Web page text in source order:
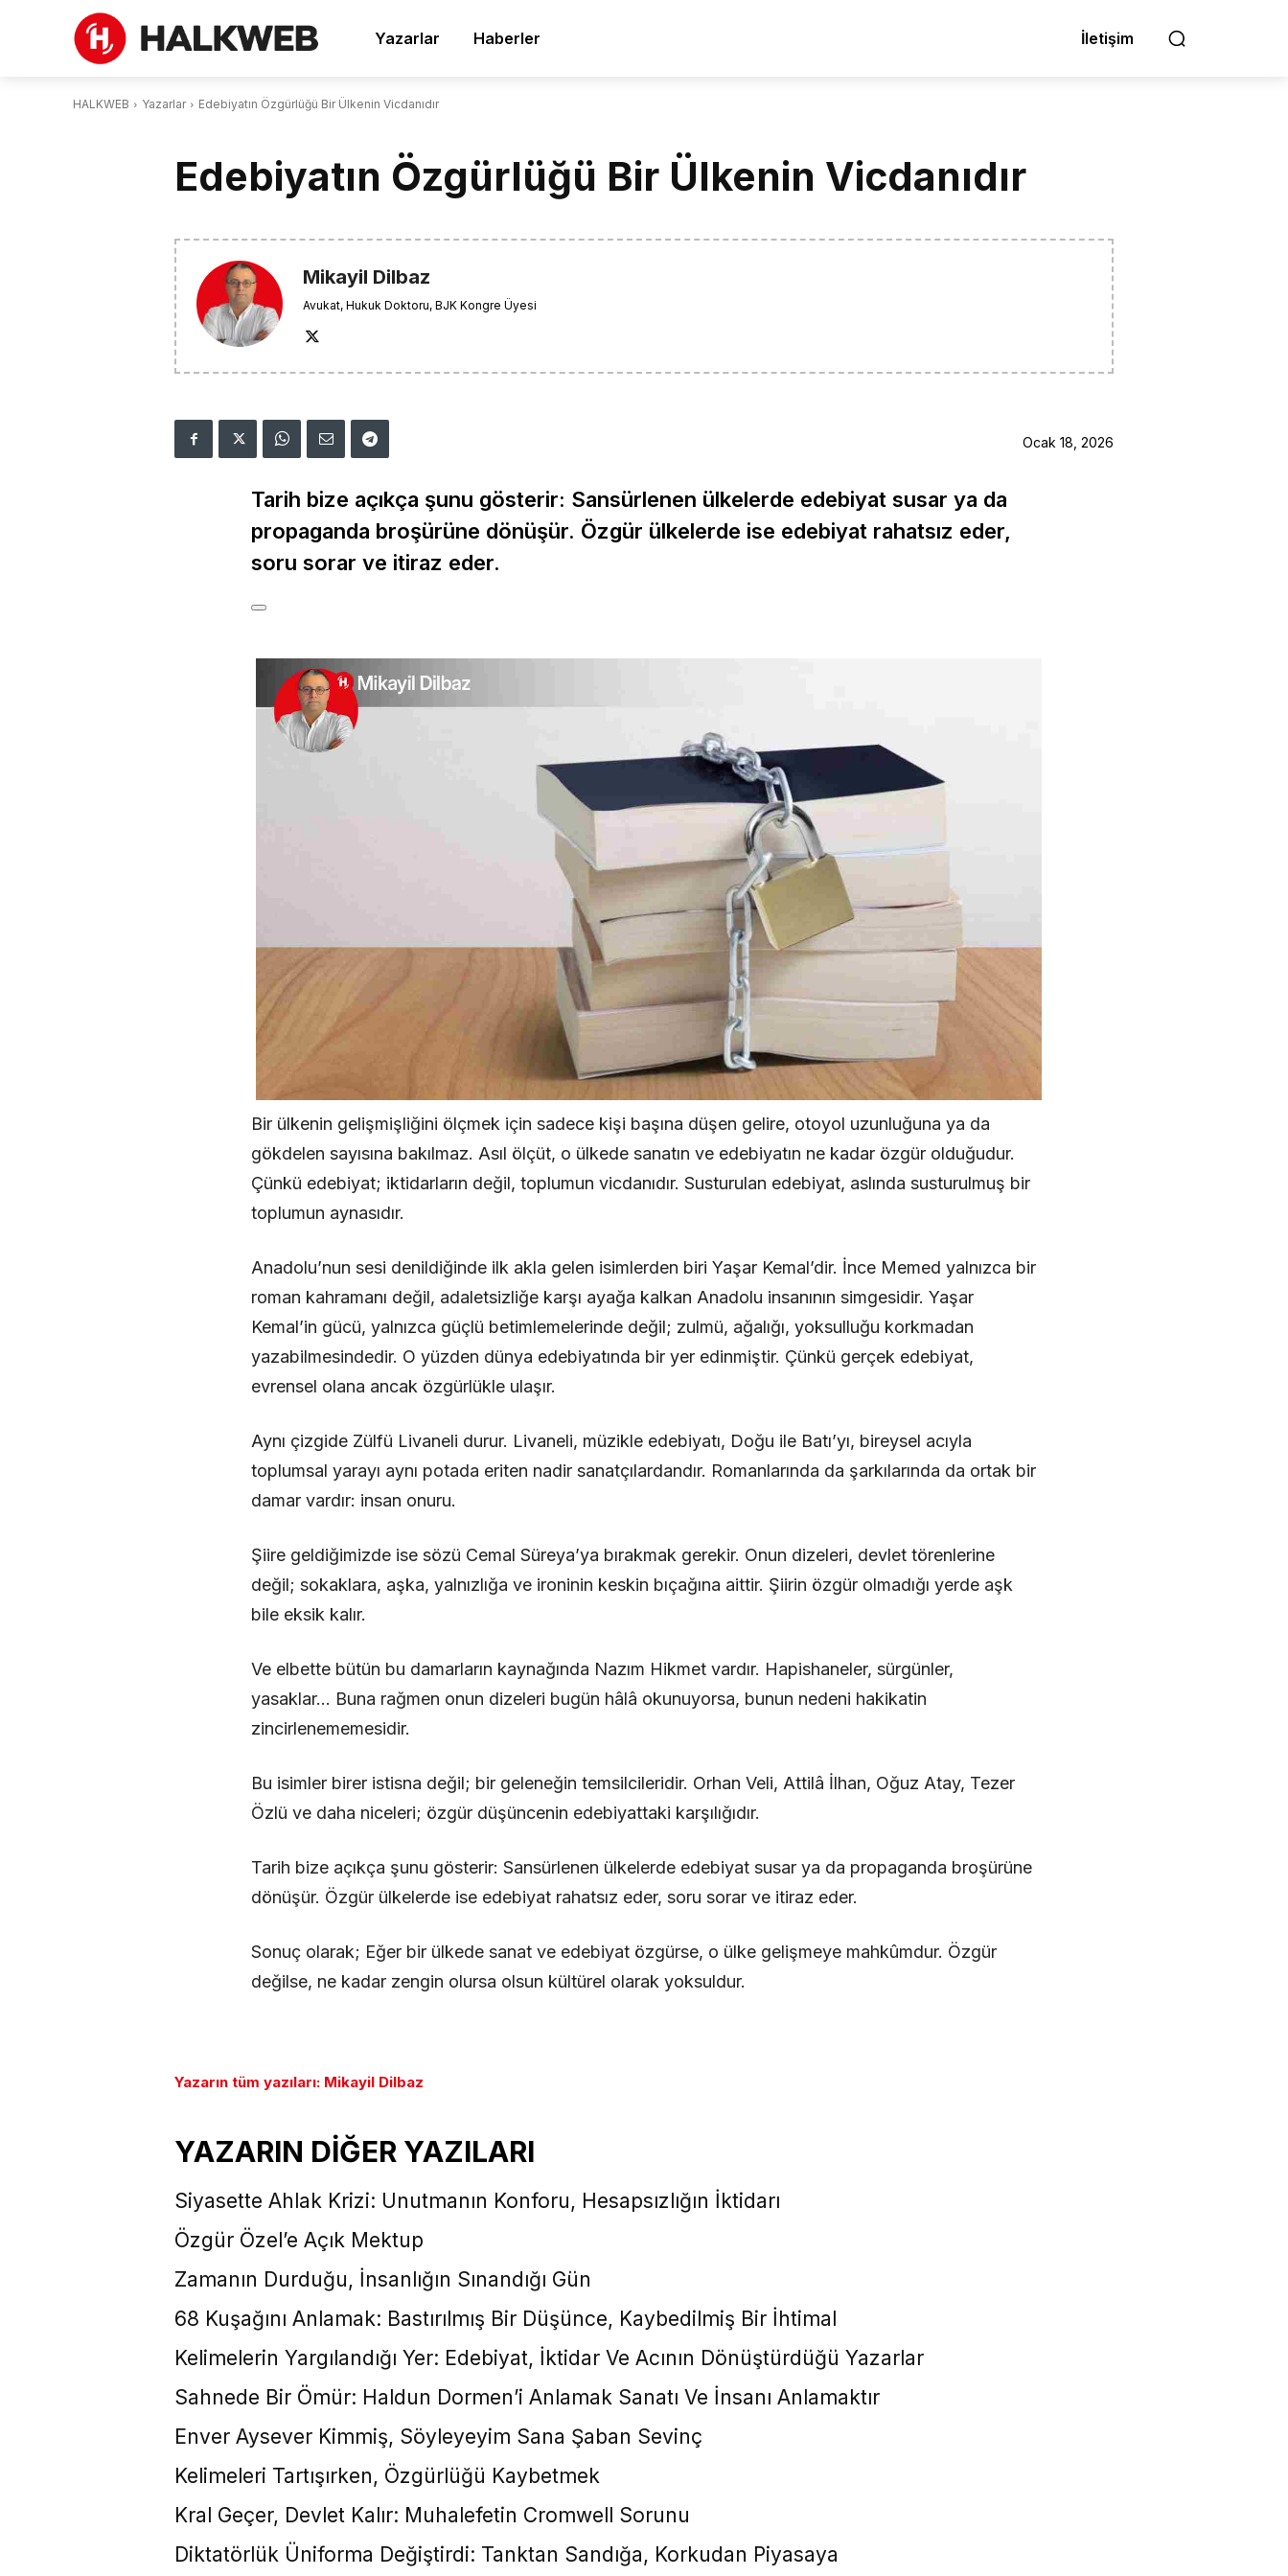
Yazarlar Haberler İletişim
HALKWEB Yazarlar Edebiyatın Özgürlüğü Bir Ülkenin Vicdanıdır
Edebiyatın Özgürlüğü Bir Ülkenin Vicdanıdır
Mikayil Dilbaz
Avukat, Hukuk Doktoru, BJK Kongre Üyesi
Ocak 18, 2026
Tarih bize açıkça şunu gösterir: Sansürlenen ülkelerde edebiyat susar ya da
propaganda broşürüne dönüşür. Özgür ülkelerde ise edebiyat rahatsız eder,
soru sorar ve itiraz eder.
Bir ülkenin gelişmişliğini ölçmek için sadece kişi başına düşen gelire, otoyol uzunluğuna ya da
gökdelen sayısına bakılmaz. Asıl ölçüt, o ülkede sanatın ve edebiyatın ne kadar özgür olduğudur.
Çünkü edebiyat; iktidarların değil, toplumun vicdanıdır. Susturulan edebiyat, aslında susturulmuş bir
toplumun aynasıdır.
Anadolu’nun sesi denildiğinde ilk akla gelen isimlerden biri Yaşar Kemal’dir. İnce Memed yalnızca bir
roman kahramanı değil, adaletsizliğe karşı ayağa kalkan Anadolu insanının simgesidir. Yaşar
Kemal’in gücü, yalnızca güçlü betimlemelerinde değil; zulmü, ağalığı, yoksulluğu korkmadan
yazabilmesindedir. O yüzden dünya edebiyatında bir yer edinmiştir. Çünkü gerçek edebiyat,
evrensel olana ancak özgürlükle ulaşır.
Aynı çizgide Zülfü Livaneli durur. Livaneli, müzikle edebiyatı, Doğu ile Batı’yı, bireysel acıyla
toplumsal yarayı aynı potada eriten nadir sanatçılardandır. Romanlarında da şarkılarında da ortak bir
damar vardır: insan onuru.
Şiire geldiğimizde ise sözü Cemal Süreya’ya bırakmak gerekir. Onun dizeleri, devlet törenlerine
değil; sokaklara, aşka, yalnızlığa ve ironinin keskin bıçağına aittir. Şiirin özgür olmadığı yerde aşk
bile eksik kalır.
Ve elbette bütün bu damarların kaynağında Nazım Hikmet vardır. Hapishaneler, sürgünler,
yasaklar… Buna rağmen onun dizeleri bugün hâlâ okunuyorsa, bunun nedeni hakikatin
zincirlenememesidir.
Bu isimler birer istisna değil; bir geleneğin temsilcileridir. Orhan Veli, Attilâ İlhan, Oğuz Atay, Tezer
Özlü ve daha niceleri; özgür düşüncenin edebiyattaki karşılığıdır.
Tarih bize açıkça şunu gösterir: Sansürlenen ülkelerde edebiyat susar ya da propaganda broşürüne
dönüşür. Özgür ülkelerde ise edebiyat rahatsız eder, soru sorar ve itiraz eder.
Sonuç olarak; Eğer bir ülkede sanat ve edebiyat özgürse, o ülke gelişmeye mahkûmdur. Özgür
değilse, ne kadar zengin olursa olsun kültürel olarak yoksuldur.
Yazarın tüm yazıları: Mikayil Dilbaz
YAZARIN DİĞER YAZILARI
Siyasette Ahlak Krizi: Unutmanın Konforu, Hesapsızlığın İktidarı
Özgür Özel’e Açık Mektup
Zamanın Durduğu, İnsanlığın Sınandığı Gün
68 Kuşağını Anlamak: Bastırılmış Bir Düşünce, Kaybedilmiş Bir İhtimal
Kelimelerin Yargılandığı Yer: Edebiyat, İktidar Ve Acının Dönüştürdüğü Yazarlar
Sahnede Bir Ömür: Haldun Dormen’i Anlamak Sanatı Ve İnsanı Anlamaktır
Enver Aysever Kimmiş, Söyleyeyim Sana Şaban Sevinç
Kelimeleri Tartışırken, Özgürlüğü Kaybetmek
Kral Geçer, Devlet Kalır: Muhalefetin Cromwell Sorunu
Diktatörlük Üniforma Değiştirdi: Tanktan Sandığa, Korkudan Piyasaya